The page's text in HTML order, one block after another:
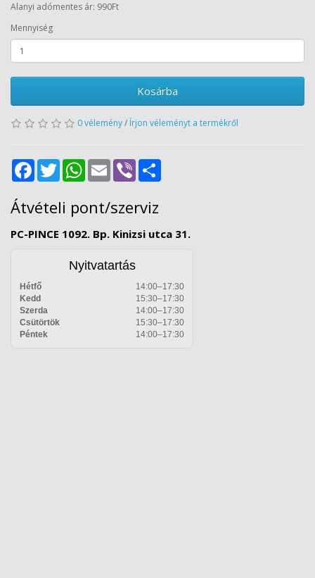
Alanyi adómentes ár: 990Ft
Mennyiség
Kosárba
0 vélemény/ Írjon véleményt a termékről
FacebookTwitter WhatsApp
Email Viber
Átvételi pont/szerviz
PC-PINCE 1092. Bp. Kinizsi utca 31.
Nyitvatartás
Hétfő
14:00–17:30
Kedd
15:30–17:30
Szerda
14:00–17:30
Csütörtök
15:30–17:30
Péntek
14:00–17:30